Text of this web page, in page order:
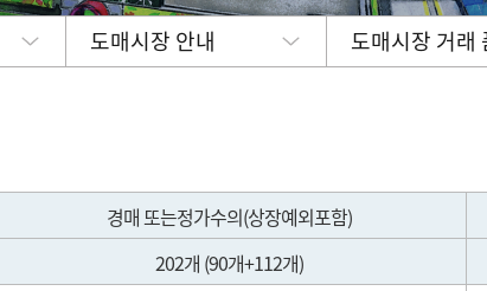
소 안내
공중화장실 비상벨 배치도 안
구리도매시장 소식지
시장이모저모
출하대금 찾아가세요
예산서
결산서
고객만족도 조사결과 및 경영
감사결과
업무추진비집행현황
위원회 등
견과류
과실류
버섯류
구인구직 게시판
도매시장 안내 도매시장 거
경매 또는정가수의(상장예외포함)
202개 (90개+112개)